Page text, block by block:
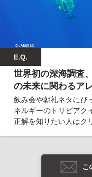
E.Q.
世界初の深海調査
の未来に関わるア
飲み会や朝礼ネタにぴ
ネルギーのトリビアク
正解を知りたい人はク
こ